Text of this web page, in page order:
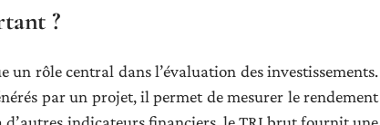
?
un rôle central dans l’évaluation des investissements.
par un projet, il permet de mesurer le rendement